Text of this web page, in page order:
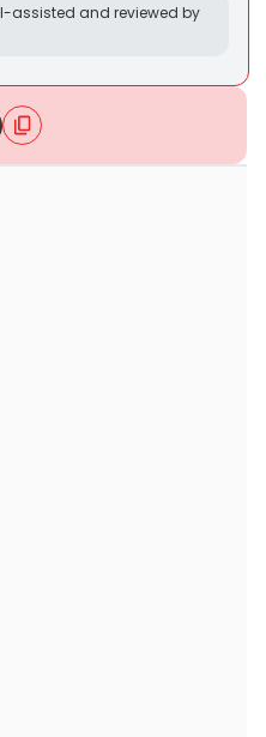
assisted and reviewed by